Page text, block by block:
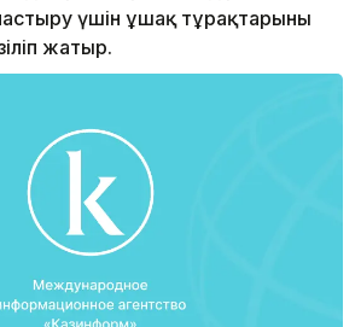
үшін ұшақ тұрақтарының
жатыр.